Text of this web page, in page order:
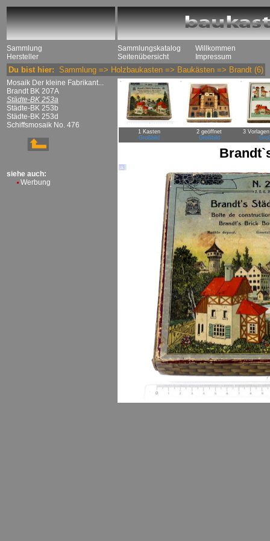
Sammlung
Hersteller
Sammlungskatalog
Seitenübersicht
Willkommen
Impressum
Du bist hier: Sammlung => Holzbaukasten => Baukästen => Brandt (6)
Mosaik Der kleine Fabrikant...
Brandt BK 207A
Städte-BK 253a
Städte-BK 253b
Städte-BK 253d
Schiffsmosaik No. 476
siehe auch:
Werbung
1 Kasten
Großbild
2 geöffnet
Großbild
3